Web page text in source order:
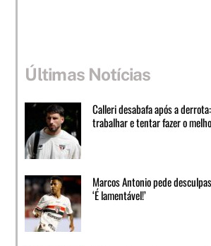
Últimas Notícias
Calleri desabafa após a
trabalhar e tentar fazer o
Marcos Antonio pede
‘É lamentável!’